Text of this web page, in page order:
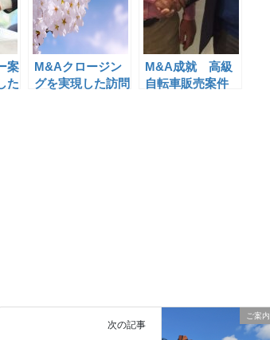
案
た
M&Aクロージン
グを実現した訪問
M&A成就 高級
自転車販売案件
ご案内
次の記事